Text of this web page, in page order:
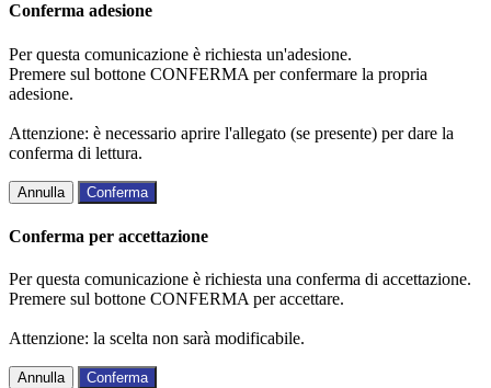
Conferma adesione
Per questa comunicazione è richiesta un'adesione.
Premere sul bottone CONFERMA per confermare la propria
adesione.
Attenzione: è necessario aprire l'allegato (se presente) per dare la
conferma di lettura.
Annulla Conferma
Conferma per accettazione
Per questa comunicazione è richiesta una conferma di accettazione.
Premere sul bottone CONFERMA per accettare.
Attenzione: la scelta non sarà modificabile.
Annulla Conferma